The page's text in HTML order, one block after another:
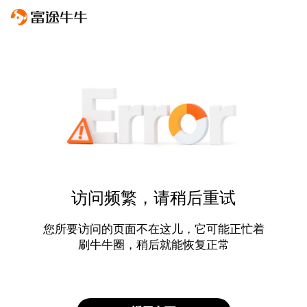
访问频繁，请稍后重试
您所要访问的页面不在这儿，它可能正忙着
刷牛牛圈，稍后就能恢复正常